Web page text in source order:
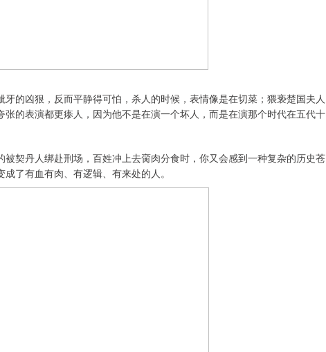
的凶狠，反而平静得可怕，杀人的时候，表情像是在切菜；猥亵楚国夫人
的表演都更瘆人，因为他不是在演一个坏人，而是在演那个时代在五代十
契丹人绑赴刑场，百姓冲上去脔肉分食时，你又会感到一种复杂的历史苍
了有血有肉、有逻辑、有来处的人。